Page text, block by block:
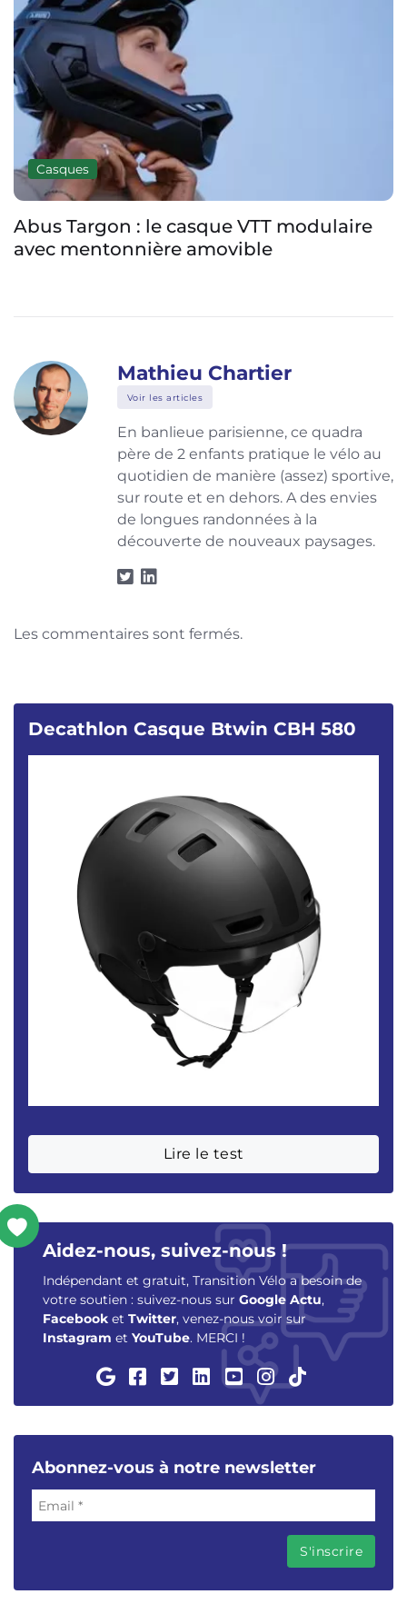
Casques
Abus Targon : le casque VTT modulaire
avec mentonnière amovible
Mathieu Chartier
Voir les articles
En banlieue parisienne, ce quadra
père de 2 enfants pratique le vélo au
quotidien de manière (assez) sportive,
sur route et en dehors. A des envies
de longues randonnées à la
découverte de nouveaux paysages.
Les commentaires sont fermés.
Decathlon Casque Btwin CBH 580
Lire le test
Aidez-nous, suivez-nous !
Indépendant et gratuit, Transition Vélo a besoin de
votre soutien : suivez-nous sur Google Actu,
Facebook et Twitter, venez-nous voir sur
Instagram et YouTube. MERCI !
Abonnez-vous à notre newsletter